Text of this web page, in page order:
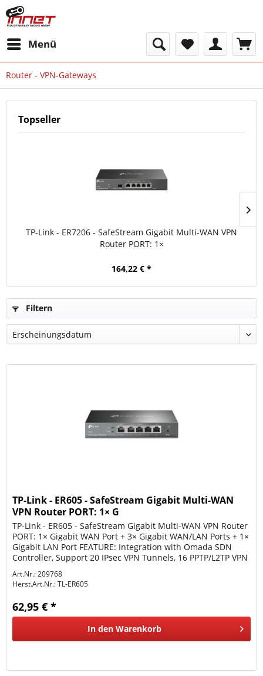
Menü
Router - VPN-Gateways
Topseller
TP-Link - ER7206 - SafeStream Gigabit Multi-WAN VPN
Router PORT: 1×
164,22 € *
Filtern
TP-Link - ER605 - SafeStream Gigabit Multi-WAN
VPN Router PORT: 1× G
TP-Link - ER605 - SafeStream Gigabit Multi-WAN VPN Router
PORT: 1× Gigabit WAN Port + 3× Gigabit WAN/LAN Ports + 1×
Gigabit LAN Port FEATURE: Integration with Omada SDN
Controller, Support 20 IPsec VPN Tunnels, 16 PPTP/L2TP VPN
Art.Nr.: 209768
Herst.Art.Nr.:TL-ER605
62,95 € *
In den Warenkorb